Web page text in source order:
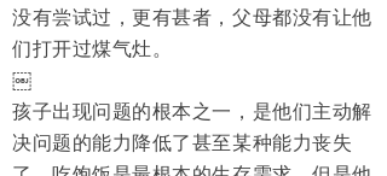
没有尝试过，更有甚者，父母都没有让他
们打开过煤气灶。
￼
孩子出现问题的根本之一，是他们主动解
决问题的能力降低了甚至某种能力丧失